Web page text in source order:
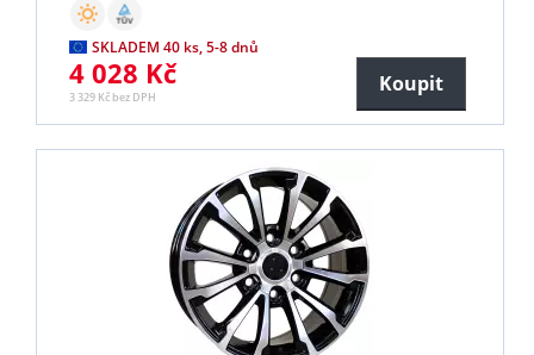
SKLADEM 40 ks, 5-8 dnů
4 028 Kč
3 329 Kč bez DPH
Koupit